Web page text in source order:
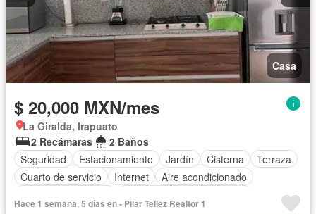
Casa
$ 20,000 MXN/mes
La Giralda, Irapuato
2 Recámaras
2 Baños
Seguridad
Estacionamiento Jardín Cisterna
Terraza
Cuarto de servicio
Internet
Aire acondicionado
Hace 1 semana, 5 días en - Pilar Tellez Realtor 1